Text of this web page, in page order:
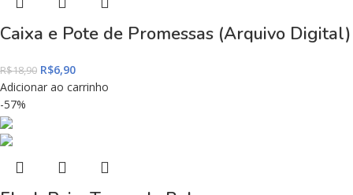
Caixa e Pote de Promessas (Arquivo Digital)
R$18,90 R$6,90
Adicionar ao carrinho
-57%